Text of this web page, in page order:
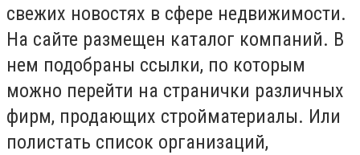
свежих новостях в сфере недвижимости.
На сайте размещен каталог компаний. В
нем подобраны ссылки, по которым
можно перейти на странички различных
фирм, продающих стройматериалы. Или
полистать список организаций,